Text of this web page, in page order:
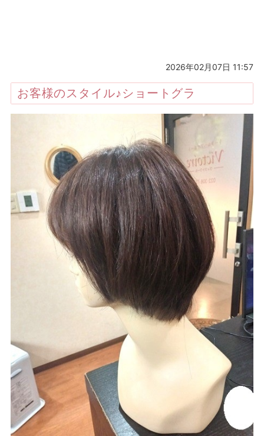
2026年02月07日 11:57
お客様のスタイル♪ショートグラ